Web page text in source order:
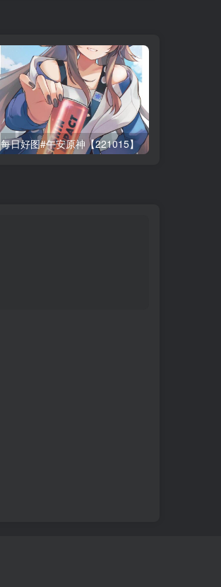
每日好图#午安原神【221015】